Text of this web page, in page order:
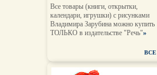
Все товары (книги, открытки,
календари, игрушки) с рисунками
Владимира Зарубина можно купить
ТОЛЬКО в издательстве "Речь"»
ВСЕ